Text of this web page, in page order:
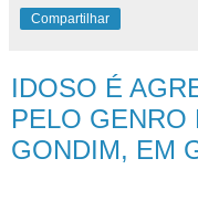
Compartilhar
IDOSO É
PELO GENRO
GONDIM, EM